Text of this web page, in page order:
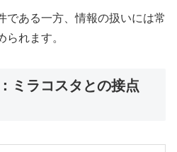
である一方、情報の扱いには常
れます。
ミラコスタとの接点